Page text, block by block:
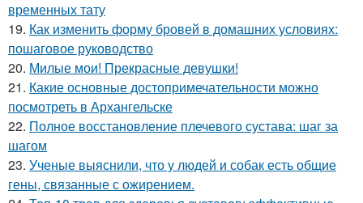
временных тату
19. Как изменить форму бровей в домашних условиях:
пошаговое руководство
20. Милые мои! Прекрасные девушки!
21. Какие основные достопримечательности можно
посмотреть в Архангельске
22. Полное восстановление плечевого сустава: шаг за
шагом
23. Ученые выяснили, что у людей и собак есть общие
гены, связанные с ожирением.